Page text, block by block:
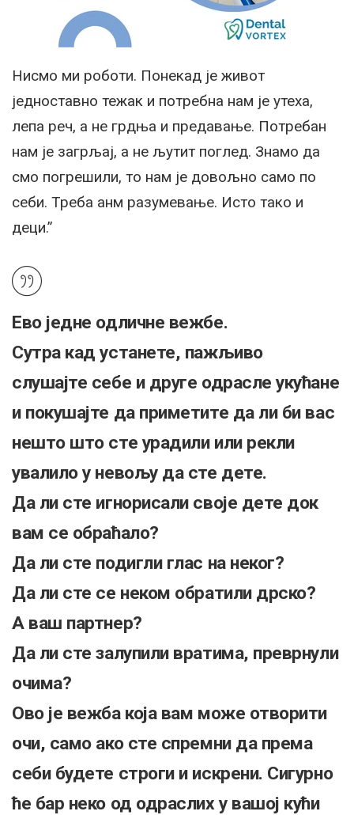
Нисмо ми роботи. Понекад је живот
једноставно тежак и потребна нам је утеха,
лепа реч, а не грдња и предавање. Потребан
нам је загрљај, а не љутит поглед. Знамо да
смо погрешили, то нам је довољно само по
себи. Треба анм разумевање. Исто тако и
деци.”
Ево једне одличне вежбе.
Сутра кад устанете, пажљиво
слушајте себе и друге одрасле укућане
и покушајте да приметите да ли би вас
нешто што сте урадили или рекли
увалило у невољу да сте дете.
Да ли сте игнорисали своје дете док
вам се обраћало?
Да ли сте подигли глас на неког?
Да ли сте се неком обратили дрско?
А ваш партнер?
Да ли сте залупили вратима, преврнули
очима?
Ово је вежба која вам може отворити
очи, само ако сте спремни да према
себи будете строги и искрени. Сигурно
ће бар неко од одраслих у вашој кући